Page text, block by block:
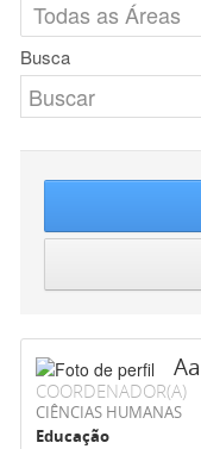
Busca
COORDENADOR(A)
CIÊNCIAS HUMANAS
Educação